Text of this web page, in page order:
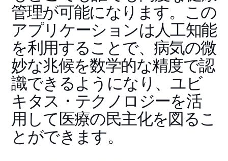
管理が可能になります。この
アプリケーションは人工知能
を利用することで、病気の微
妙な兆候を数学的な精度で認
識できるようになり、ユビ
キタス・テクノロジーを活
用して医療の民主化を図るこ
とができます。